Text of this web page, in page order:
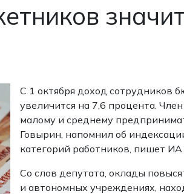
С 1 октября доход сотрудников
увеличится на 7,6 процента.
малому и среднему
Говырин, напомнил об
категорий работников, пишет ИА
Со слов депутата, оклады
и автономных учреждениях,